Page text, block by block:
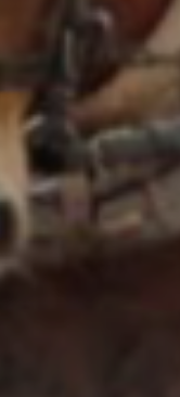
OBJEZD V KOLODĚJÍCH
MOZAIKA
PRAHA - KLÁNOVICE A